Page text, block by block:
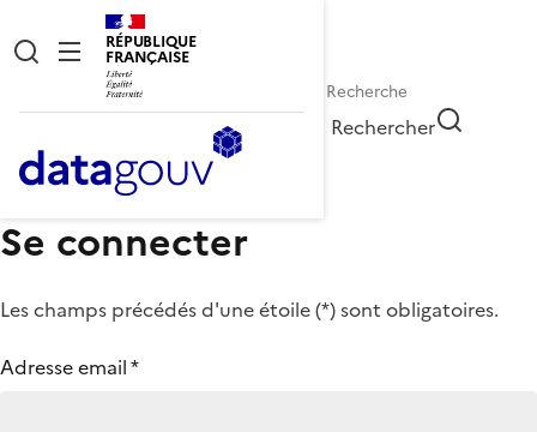
RÉPUBLIQUE
FRANÇAISE
Rechercher
Se connecter
Les champs précédés d'une étoile (*) sont obligatoires.
Adresse email*